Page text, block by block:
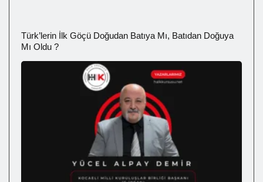
Türk’lerin İlk Göçü Doğudan Batıya Mı, Batıdan Doğuya
Mı Oldu ?